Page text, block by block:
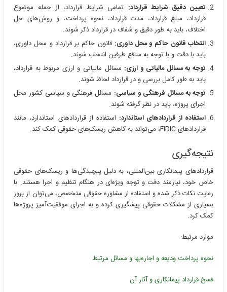
تعیین دقیق شرایط قرارداد: تمامی شرایط قرارداد، از جمله موضوع
قرارداد، مبلغ قرارداد، مدت قرارداد، نحوه پرداخت، و روش‌های حل
اختلاف، باید به طور دقیق و شفاف در قرارداد ذکر شوند.
انتخاب قانون حاکم و محل داوری: قانون حاکم بر قرارداد و محل داوری،
باید با دقت و با توجه به منافع طرفین انتخاب شوند.
توجه به مسائل مالیاتی و ارزی: مسائل مالیاتی و ارزی مربوط به قرارداد،
باید به طور کامل بررسی و در قرارداد لحاظ شوند.
توجه به مسائل فرهنگی و سیاسی: مسائل فرهنگی و سیاسی کشور محل
اجرای پروژه، باید در نظر گرفته شوند.
استفاده از قراردادهای استاندارد: استفاده از قراردادهای استاندارد، مانند
قراردادهای FIDIC، می‌تواند به کاهش ریسک‌های حقوقی کمک کند.
نتیجه‌گیری
قراردادهای پیمانکاری بین‌المللی، به دلیل پیچیدگی‌ها و ریسک‌های حقوقی
خاص خود، نیازمند دقت و توجه ویژه‌ای در هنگام تنظیم و اجرا هستند. با
رعایت نکات ذکر شده و استفاده از مشاوره حقوقی متخصص، می‌توان از بروز
بسیاری از مشکلات حقوقی پیشگیری کرده و به اجرای موفقیت‌آمیز پروژه‌ها
کمک کرد.
موارد مرتبط:
نحوه پرداخت ودیعه و اجاره‌بها و مسائل مرتبط
فسخ قرارداد پیمانکاری و آثار آن